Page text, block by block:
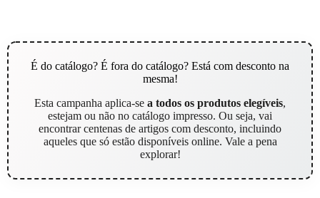
É do catálogo? É fora do catálogo? Está com desconto na
mesma!
Esta campanha aplica-se a todos os produtos elegíveis,
estejam ou não no catálogo impresso. Ou seja, vai
encontrar centenas de artigos com desconto, incluindo
aqueles que só estão disponíveis online. Vale a pena
explorar!